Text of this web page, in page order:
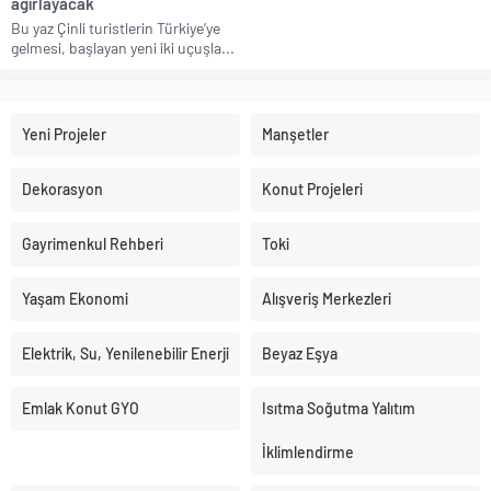
Bu yaz Çinli turistlerin Türkiye’ye
gelmesi, başlayan yeni iki uçuşla...
Yeni Projeler Manşetler
Dekorasyon Konut Projeleri
Gayrimenkul Rehberi Toki
Yaşam Ekonomi Alışveriş Merkezleri
Elektrik, Su, Yenilenebilir Enerji Beyaz Eşya
Emlak Konut GYO Isıtma Soğutma Yalıtım
İklimlendirme